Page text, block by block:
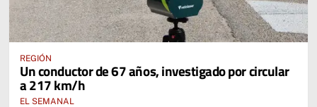
REGIÓN
Un conductor de 67 años, investigado por circular
a 217 km/h
EL SEMANAL